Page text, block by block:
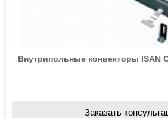
Внутрипольные конвекторы ISAN
Заказать